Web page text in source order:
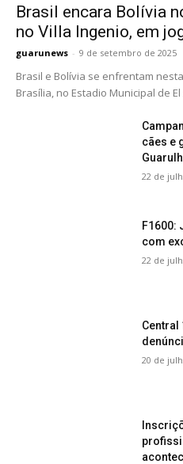
Brasil encara Bolívia
no Villa Ingenio, em
guarunews - 9 de setembro de 2025
Brasil e Bolívia se enfrentam
Brasília, no Estadio Municipal de El
cães e
22 de
F1600:
com
22 de
Central
20 de